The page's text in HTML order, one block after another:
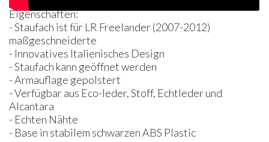
Eigenschaften:
- Staufach ist für LR Freelander (2007-2012)
maßgeschneiderte
- Innovatives Italienisches Design
- Staufach kann geöffnet werden
- Armauflage gepolstert
- Verfügbar aus Eco-leder, Stoff, Echtleder und
Alcantara
- Echten Nähte
- Base in stabilem schwarzen ABS Plastic